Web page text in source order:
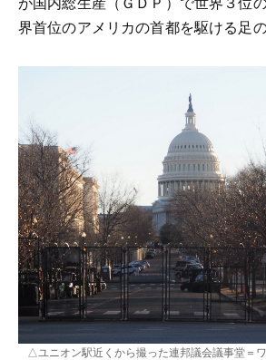
界首位のアメリカの首都を駆ける足の
△ユニオン駅近くから撮った連邦議会議事堂＝